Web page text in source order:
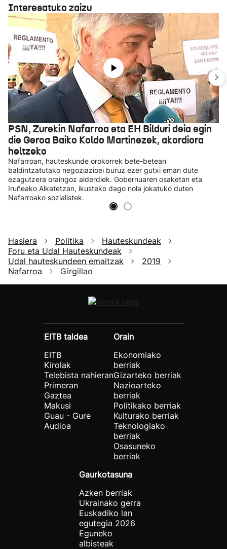
Interesatuko zaizu
PSN, Zurekin Nafarroa eta EH Bilduri deia egin
die Geroa Baiko Koldo Martinezek, akordiora
heltzeko
Nafarroan, hauteskunde orokorrek bete-betean
baldintzatutako negoziazioei buruz ezer gutxi eman dute
ezagutzera oraingoz alderdiek. Gobernuaren osaketan eta
Iruñeako Alkatetzan, ikusteko dago nola jokatuko duten
Nafarroako sozialistek.
Hasiera Politika
Hauteskundeak
Foru eta Udal Hauteskundeak
Udal hauteskundeen emaitzak
2019
Nafarroa
Girgillao
EITB taldea
EITB
Kirolak
Telebista nahieran
Primeran
Gaztea
Makusi
Guau - Gure
Audioa
Orain
Ekonomiako
berriak
Gizarteko berriak
Nazioarteko
berriak
Politikako berriak
Kulturako berriak
Teknologiako
berriak
Osasuneko
berriak
Gaurkotasuna
Azken berriak
Ukrainako gerra
Euskadiko lan
egutegia 2026
Eguneko
albisteak